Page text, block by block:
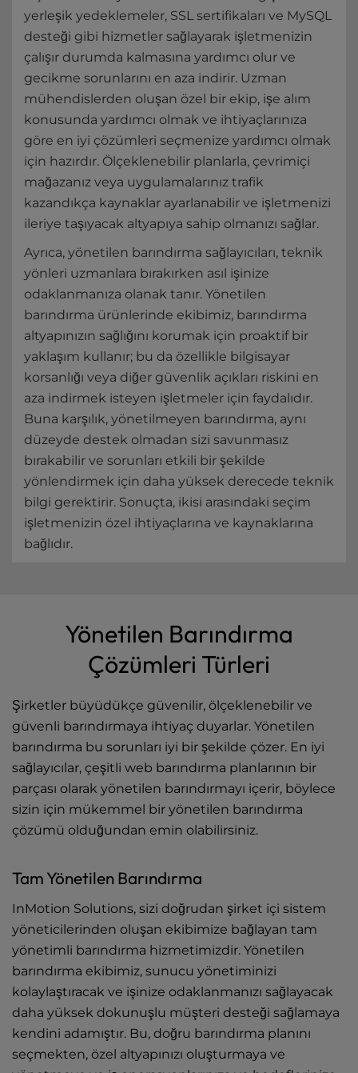
yerleşik yedeklemeler, SSL sertifikaları ve MySQL
desteği gibi hizmetler sağlayarak işletmenizin
çalışır durumda kalmasına yardımcı olur ve
gecikme sorunlarını en aza indirir. Uzman
mühendislerden oluşan özel bir ekip, işe alım
konusunda yardımcı olmak ve ihtiyaçlarınıza
göre en iyi çözümleri seçmenize yardımcı olmak
için hazırdır. Ölçeklenebilir planlarla, çevrimiçi
mağazanız veya uygulamalarınız trafik
kazandıkça kaynaklar ayarlanabilir ve işletmenizi
ileriye taşıyacak altyapıya sahip olmanızı sağlar.
Ayrıca, yönetilen barındırma sağlayıcıları, teknik
yönleri uzmanlara bırakırken asıl işinize
odaklanmanıza olanak tanır. Yönetilen
barındırma ürünlerinde ekibimiz, barındırma
altyapınızın sağlığını korumak için proaktif bir
yaklaşım kullanır; bu da özellikle bilgisayar
korsanlığı veya diğer güvenlik açıkları riskini en
aza indirmek isteyen işletmeler için faydalıdır.
Buna karşılık, yönetilmeyen barındırma, aynı
düzeyde destek olmadan sizi savunmasız
bırakabilir ve sorunları etkili bir şekilde
yönlendirmek için daha yüksek derecede teknik
bilgi gerektirir. Sonuçta, ikisi arasındaki seçim
işletmenizin özel ihtiyaçlarına ve kaynaklarına
bağlıdır.
Yönetilen Barındırma
Çözümleri Türleri
Şirketler büyüdükçe güvenilir, ölçeklenebilir ve
güvenli barındırmaya ihtiyaç duyarlar. Yönetilen
barındırma bu sorunları iyi bir şekilde çözer. En iyi
sağlayıcılar, çeşitli web barındırma planlarının bir
parçası olarak yönetilen barındırmayı içerir, böylece
sizin için mükemmel bir yönetilen barındırma
çözümü olduğundan emin olabilirsiniz.
Tam Yönetilen Barındırma
InMotion Solutions, sizi doğrudan şirket içi sistem
yöneticilerinden oluşan ekibimize bağlayan tam
yönetimli barındırma hizmetimizdir. Yönetilen
barındırma ekibimiz, sunucu yönetiminizi
kolaylaştıracak ve işinize odaklanmanızı sağlayacak
daha yüksek dokunuşlu müşteri desteği sağlamaya
kendini adamıştır. Bu, doğru barındırma planını
seçmekten, özel altyapınızı oluşturmaya ve